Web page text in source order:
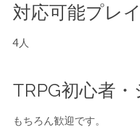
対応可能プレ
4人
TRPG初心者
もちろん歓迎です。